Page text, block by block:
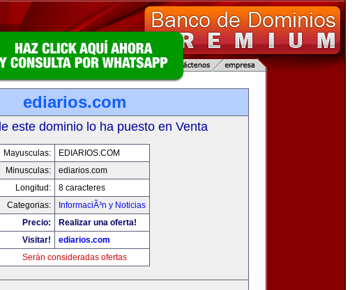
ediarios.com
este dominio lo ha puesto en Venta
Mayusculas:
EDIARIOS.COM
Minusculas:
ediarios.com
Longitud:
8 caracteres
Categorias:
InformaciÃ³n y Noticias
Precio:
Realizar una oferta!
Visitar!
ediarios.com
Serán consideradas ofertas